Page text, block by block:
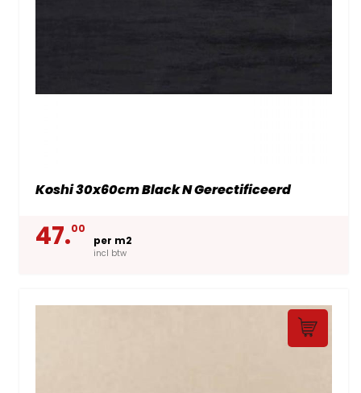
Koshi 30x60cm Black N Gerectificeerd
47.00
per m2
incl btw